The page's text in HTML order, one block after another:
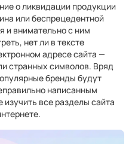
о ликвидации продукции
или беспрецедентной
и внимательно с ним
нет ли в тексте
адресе сайта —
странных символов. Вряд
бренды будут
написанным
все разделы сайта